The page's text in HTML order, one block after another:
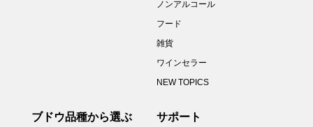
ノンアルコール
フード
雑貨
ワインセラー
NEW TOPICS
ブドウ品種から選ぶ サポート